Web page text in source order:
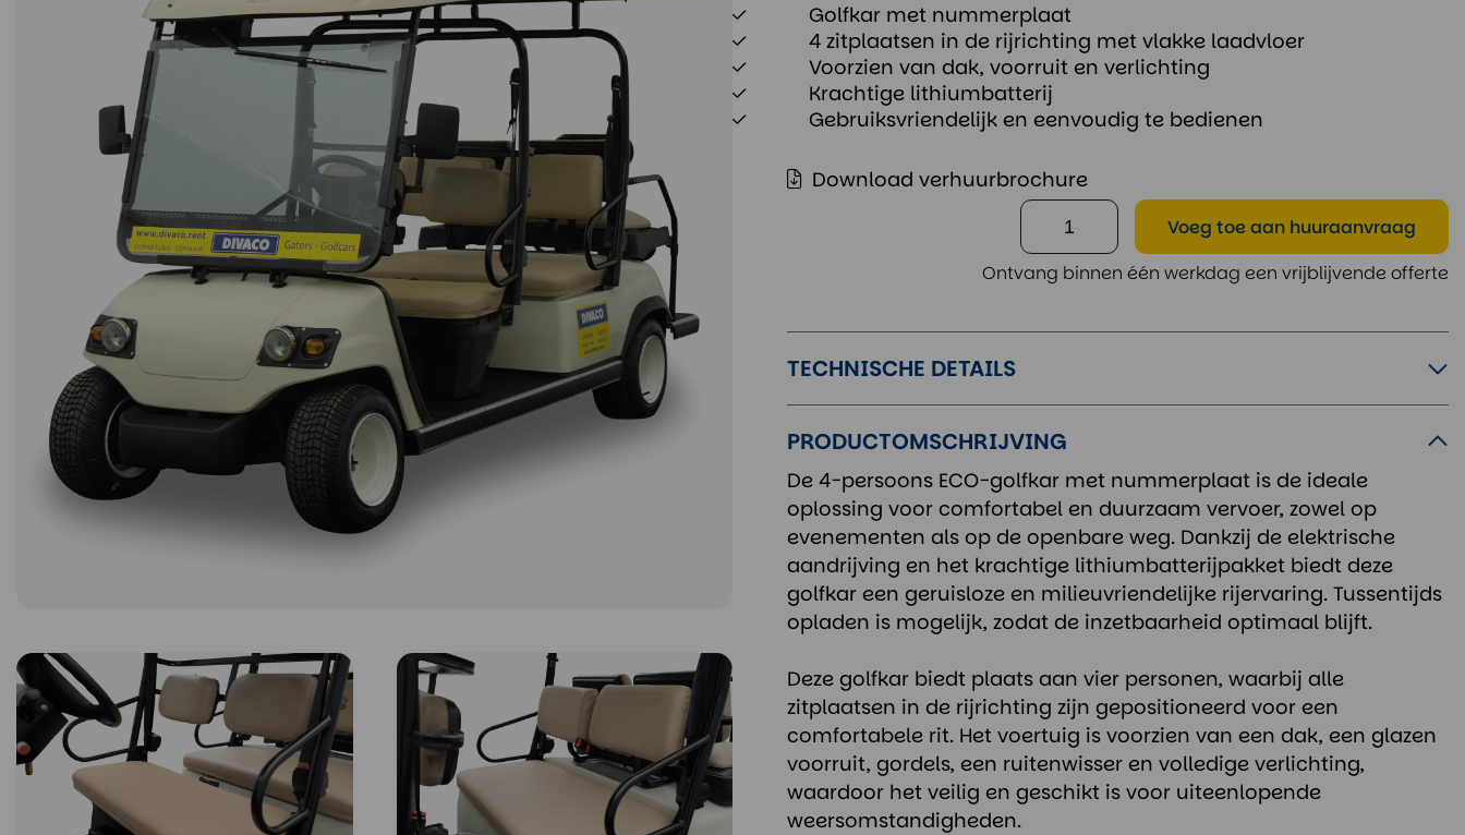
Golfkar met nummerplaat
4 zitplaatsen in de rijrichting met vlakke laadvloer
Voorzien van dak, voorruit en verlichting
Krachtige lithiumbatterij
Gebruiksvriendelijk en eenvoudig te bedienen
Download verhuurbrochure
Voeg toe aan huuraanvraag
Ontvang binnen één werkdag een vrijblijvende offerte
TECHNISCHE DETAILS
PRODUCTOMSCHRIJVING
De 4-persoons ECO-golfkar met nummerplaat is de ideale
oplossing voor comfortabel en duurzaam vervoer, zowel op
evenementen als op de openbare weg. Dankzij de elektrische
aandrijving en het krachtige lithiumbatterijpakket biedt deze
golfkar een geruisloze en milieuvriendelijke rijervaring. Tussentijds
opladen is mogelijk, zodat de inzetbaarheid optimaal blijft.
Deze golfkar biedt plaats aan vier personen, waarbij alle
zitplaatsen in de rijrichting zijn gepositioneerd voor een
comfortabele rit. Het voertuig is voorzien van een dak, een glazen
voorruit, gordels, een ruitenwisser en volledige verlichting,
waardoor het veilig en geschikt is voor uiteenlopende
weersomstandigheden.